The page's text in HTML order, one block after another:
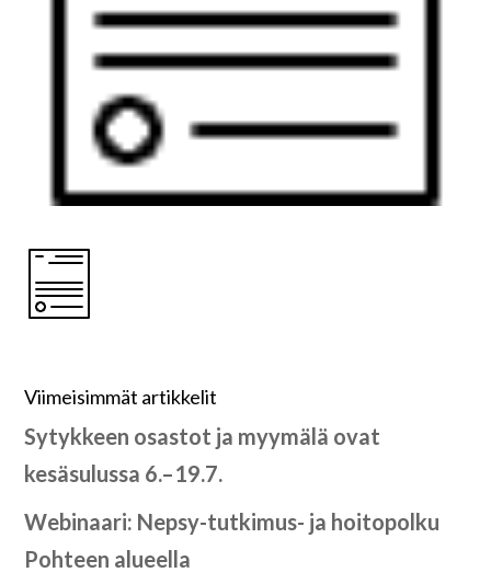
Viimeisimmät artikkelit
Sytykkeen osastot ja myymälä ovat
kesäsulussa 6.–19.7.
Webinaari: Nepsy-tutkimus- ja hoitopolku
Pohteen alueella